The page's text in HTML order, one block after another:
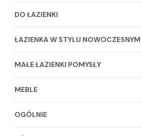
DO ŁAZIENKI
ŁAZIENKA W STYLU NOWOCZESNYM
MAŁE ŁAZIENKI POMYSŁY
MEBLE
OGÓLNIE